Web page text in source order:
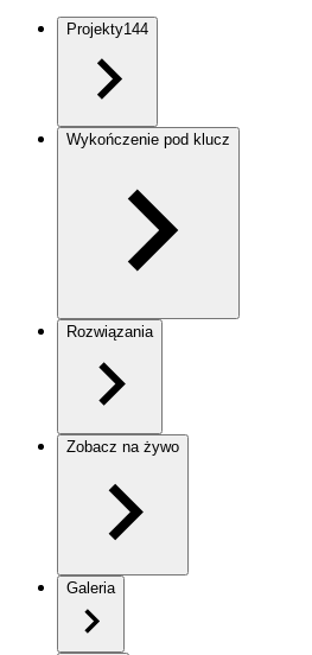
Projekty144
Wykończenie pod klucz
Rozwiązania
Zobacz na żywo
Galeria